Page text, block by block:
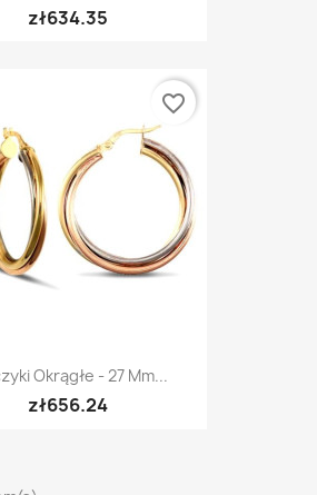
zł634.35
Okrągłe - 27 Mm...
zł656.24
favorite_border